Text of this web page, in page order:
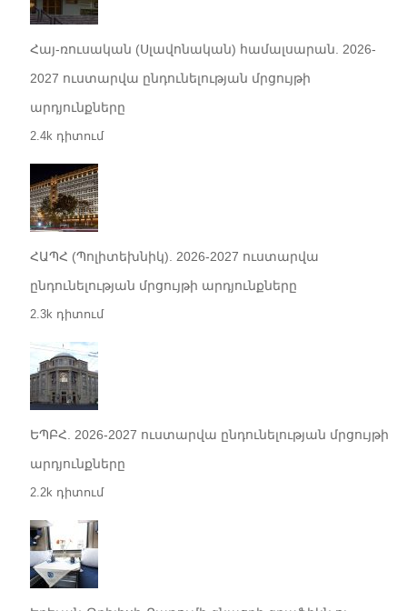
Հայ-ռուսական (Սլավոնական) համալսարան. 2026-
2027 ուստարվա ընդունելության մրցույթի
արդյունքները
2.4k դիտում
ՀԱՊՀ (Պոլիտեխնիկ). 2026-2027 ուստարվա
ընդունելության մրցույթի արդյունքները
2.3k դիտում
ԵՊԲՀ. 2026-2027 ուստարվա ընդունելության մրցույթի
արդյունքները
2.2k դիտում